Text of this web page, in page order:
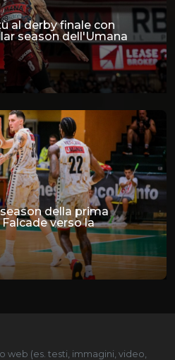
al derby finale con
season dell'Umana
della prima
verso la
(es. testi, immagini, video,